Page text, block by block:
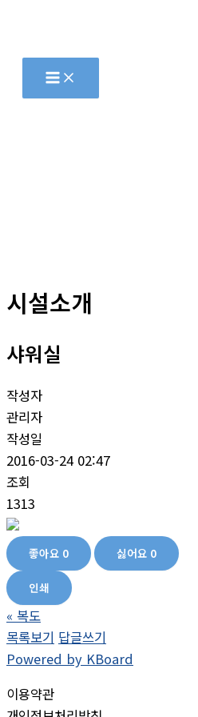
시설소개
샤워실
작성자
관리자
작성일
2016-03-24 02:47
조회
1313
좋아요 0 싫어요 0
인쇄
« 복도
목록보기 답글쓰기
Powered by KBoard
이용약관